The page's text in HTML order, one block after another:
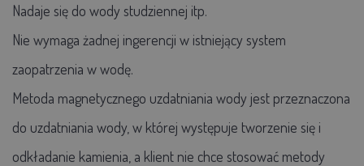
Nadaje się do wody studziennej itp.
Nie wymaga żadnej ingerencji w istniejący system
zaopatrzenia w wodę.
Metoda magnetycznego uzdatniania wody jest przeznaczona
do uzdatniania wody, w której występuje tworzenie się i
odkładanie kamienia, a klient nie chce stosować metody